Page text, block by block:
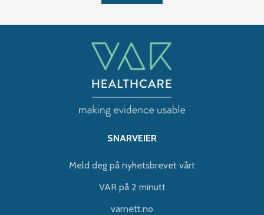
SNARVEIER
Meld deg på nyhetsbrevet vårt
VAR på 2 minutt
varnett.no